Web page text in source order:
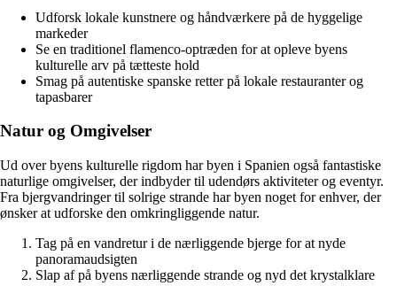
Udforsk lokale kunstnere og håndværkere på de hyggelige
markeder
Se en traditionel flamenco-optræden for at opleve byens
kulturelle arv på tætteste hold
Smag på autentiske spanske retter på lokale restauranter og
tapasbarer
Natur og Omgivelser
Ud over byens kulturelle rigdom har byen i Spanien også fantastiske
naturlige omgivelser, der indbyder til udendørs aktiviteter og eventyr.
Fra bjergvandringer til solrige strande har byen noget for enhver, der
ønsker at udforske den omkringliggende natur.
Tag på en vandretur i de nærliggende bjerge for at nyde
panoramaudsigten
Slap af på byens nærliggende strande og nyd det krystalklare